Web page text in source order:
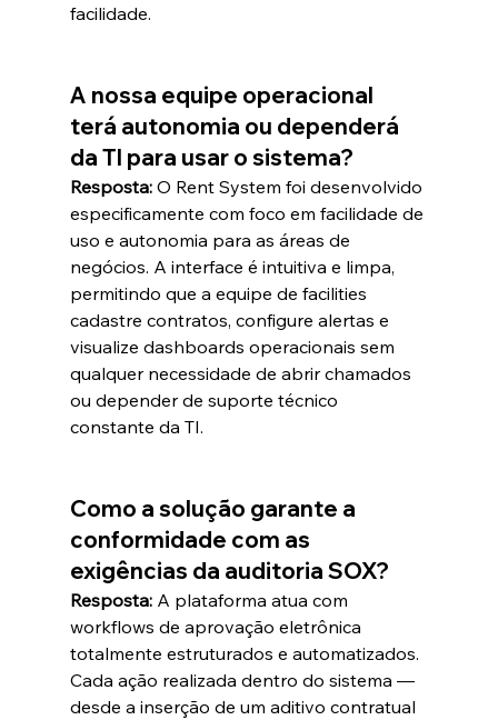
facilidade.
A nossa equipe operacional
terá autonomia ou dependerá
da TI para usar o sistema?
Resposta: O Rent System foi desenvolvido
especificamente com foco em facilidade de
uso e autonomia para as áreas de
negócios. A interface é intuitiva e limpa,
permitindo que a equipe de facilities
cadastre contratos, configure alertas e
visualize dashboards operacionais sem
qualquer necessidade de abrir chamados
ou depender de suporte técnico
constante da TI.
Como a solução garante a
conformidade com as
exigências da auditoria SOX?
Resposta: A plataforma atua com
workflows de aprovação eletrônica
totalmente estruturados e automatizados.
Cada ação realizada dentro do sistema —
desde a inserção de um aditivo contratual